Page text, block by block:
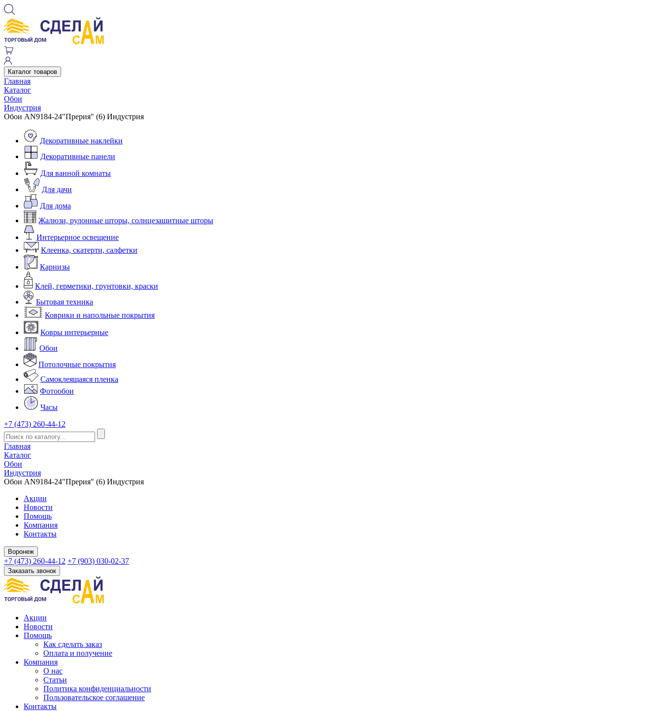
Каталог товаров
Главная
Каталог
Обои
Индустрия
Обои AN9184-24"Прерия" (6) Индустрия
Декоративные наклейки
Декоративные панели
Для ванной комнаты
Для дачи
Для дома
Жалюзи, рулонные шторы, солнцезащитные шторы
Интерьерное освещение
Клеенка, скатерти, салфетки
Карнизы
Клей, герметики, грунтовки, краски
Бытовая техника
Коврики и напольные покрытия
Ковры интерьерные
Обои
Потолочные покрытия
Самоклеящаяся пленка
Фотообои
Часы
+7 (473) 260-44-12
Главная
Каталог
Обои
Индустрия
Обои AN9184-24"Прерия" (6) Индустрия
Акции
Новости
Помощь
Компания
Контакты
Воронеж
+7 (473) 260-44-12 +7 (903) 030-02-37
Заказать звонок
Акции
Новости
Помощь
Как сделать заказ
Оплата и получение
Компания
О нас
Статьи
Политика конфиденциальности
Пользовательское соглашение
Контакты